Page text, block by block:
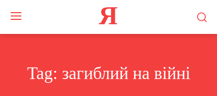
Я
Tag: загиблий на війні